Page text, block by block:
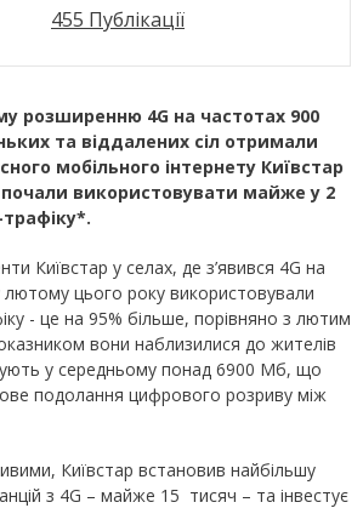
455 Публікації
розширенню 4G на частотах 900
та віддалених сіл отримали
мобільного інтернету Київстар
почали використовувати майже у 2
Київстар у селах, де з’явився 4G на
цього року використовували
- це на 95% більше, порівняно з лютим
вони наблизилися до жителів
у середньому понад 6900 Мб, що
подолання цифрового розриву між
Київстар встановив найбільшу
з 4G – майже 15 тисяч – та інвестує